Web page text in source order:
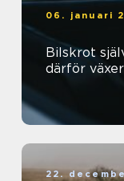
06. januari
Bilskrot
därför
22.